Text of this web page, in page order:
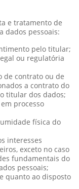
e tratamento de
dados pessoais:
pelo titular;
ou regulatória
de contrato ou de
a contrato do
titular dos dados;
processo
física do
interesses
exceto no caso
fundamentais do
pessoais;
quanto ao disposto